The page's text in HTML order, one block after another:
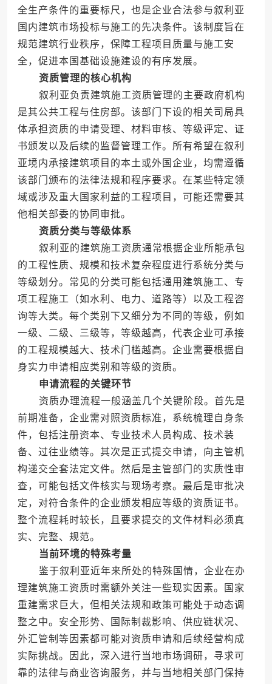
全生产条件的重要标尺，也是企业合法参与叙利亚
国内建筑市场投标与施工的先决条件。该制度旨在
规范建筑行业秩序，保障工程项目质量与施工安
全，促进本国基础设施建设的有序发展。
资质管理的核心机构
叙利亚负责建筑施工资质管理的主要政府机构
是其公共工程与住房部。该部门下设的相关司局具
体承担资质的申请受理、材料审核、等级评定、证
书颁发以及后续的监督管理工作。所有希望在叙利
亚境内承接建筑项目的本土或外国企业，均需遵循
该部门颁布的法律法规和程序要求。在某些特定领
域或涉及重大国家利益的工程项目，可能还需要其
他相关部委的协同审批。
资质分类与等级体系
叙利亚的建筑施工资质通常根据企业所能承包
的工程性质、规模和技术复杂程度进行系统分类与
等级划分。常见的分类可能包括通用建筑施工、专
项工程施工（如水利、电力、道路等）以及工程咨
询等大类。每个类别下又细分为不同的等级，例如
一级、二级、三级等，等级越高，代表企业可承接
的工程规模越大、技术门槛越高。企业需要根据自
身实力申请相应类别和等级的资质。
申请流程的关键环节
资质办理流程一般涵盖几个关键阶段。首先是
前期准备，企业需对照资质标准，系统梳理自身条
件，包括注册资本、专业技术人员构成、技术装
备、过往业绩等。其次是正式提交申请，向主管机
构递交全套法定文件。然后是主管部门的实质性审
查，可能包括文件核实与现场考察。最后是审批决
定，对符合条件的企业颁发相应等级的资质证书。
整个流程耗时较长，且要求提交的文件材料必须真
实、完整、规范。
当前环境的特殊考量
鉴于叙利亚近年来所处的特殊国情，企业在办
理建筑施工资质时需额外关注一些现实因素。国家
重建需求巨大，但相关法规和政策可能处于动态调
整之中。安全形势、国际制裁影响、供应链状况、
外汇管制等因素都可能对资质申请和后续经营构成
实际挑战。因此，深入进行当地市场调研，寻求可
靠的法律与商业咨询服务，并与当地相关部门保持